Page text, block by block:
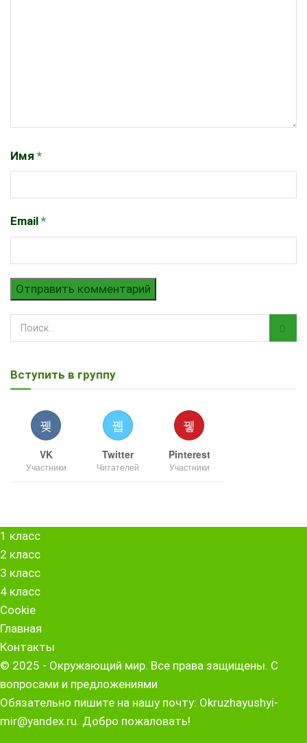
Имя *
Email *
Вступить в группу
VK
Участники
Twitter
Читателей
Pinterest
Участники
1 класс
2 класс
3 класс
4 класс
Cookie
Главная
Контакты
© 2025 - Окружающий мир. Все права защищены. С
вопросами и предложениями
Обязательно пишите на нашу почту: Okruzhayushyi-
mir@yandex.ru. Добро пожаловать!